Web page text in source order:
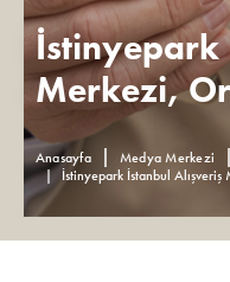
İstinyepark
Merkezi,
Anasayfa Medya Merkezi
İstinyepark İstanbul